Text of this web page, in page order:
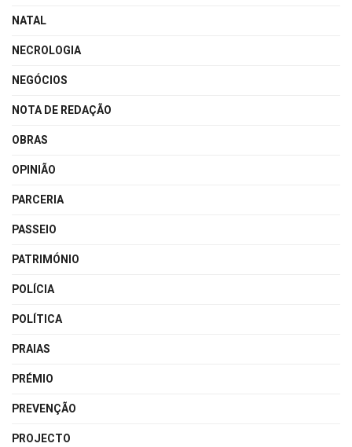
NATAL
NECROLOGIA
NEGÓCIOS
NOTA DE REDAÇÃO
OBRAS
OPINIÃO
PARCERIA
PASSEIO
PATRIMÓNIO
POLÍCIA
POLÍTICA
PRAIAS
PRÉMIO
PREVENÇÃO
PROJECTO